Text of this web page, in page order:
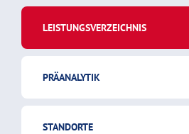
LEISTUNGSVERZEICHNIS
PRÄANALYTIK
STANDORTE